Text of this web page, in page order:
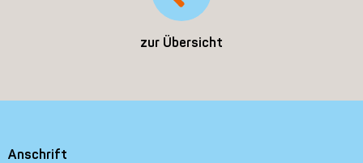
zur Übersicht
Anschrift